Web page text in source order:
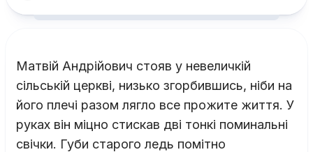
Матвій Андрійович стояв у невеличкій
сільській церкві, низько згорбившись, ніби на
його плечі разом лягло все прожите життя. У
руках він міцно стискав дві тонкі поминальні
свічки. Губи старого ледь помітно